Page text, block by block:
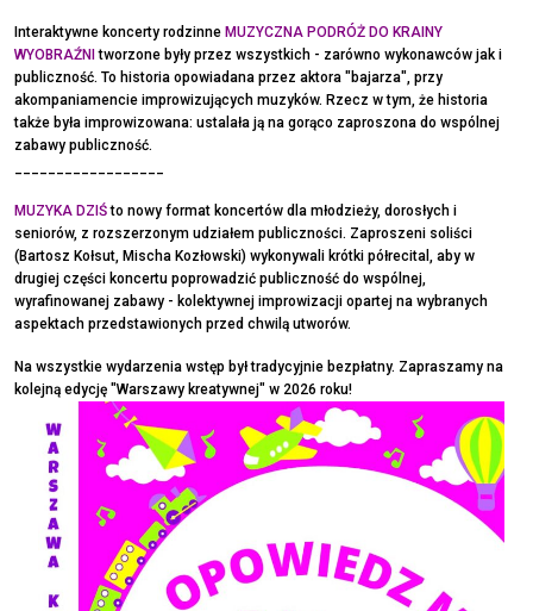
Interaktywne koncerty rodzinne MUZYCZNA PODRÓŻ DO KRAINY
WYOBRAŹNItworzone były przez wszystkich - zarówno wykonawców jak i
publiczność. To historia opowiadana przez aktora "bajarza", przy
akompaniamencie improwizujących muzyków. Rzecz w tym, że historia
także była improwizowana: ustalała ją na gorąco zaproszona do wspólnej
zabawy publiczność.
MUZYKA DZIŚto nowy format koncertów dla młodzieży, dorosłych i
seniorów, z rozszerzonym udziałem publiczności. Zaproszeni soliści
(Bartosz Kołsut, Mischa Kozłowski) wykonywali krótki półrecital, aby w
drugiej części koncertu poprowadzić publiczność do wspólnej,
wyrafinowanej zabawy - kolektywnej improwizacji opartej na wybranych
aspektach przedstawionych przed chwilą utworów.
Na wszystkie wydarzenia wstęp był tradycyjnie bezpłatny. Zapraszamy na
kolejną edycję "Warszawy kreatywnej" w 2026 roku!